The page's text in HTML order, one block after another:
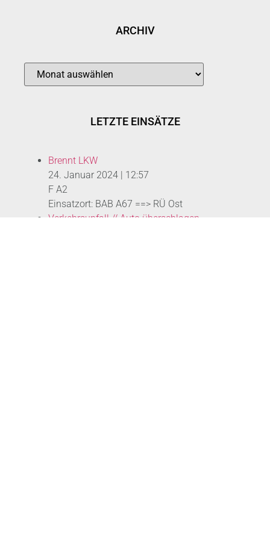
ARCHIV
LETZTE EINSÄTZE
Brennt LKW
24. Januar 2024
12:57
F A2
Einsatzort: BAB A67 ==> RÜ Ost
Verkehrsunfall // Auto überschlagen